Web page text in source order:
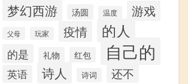
梦幻西游 汤圆 温度 游戏
父母 玩家 疫情 的人
的是 礼物 红包 自己的
英语 诗人 诗词 还不